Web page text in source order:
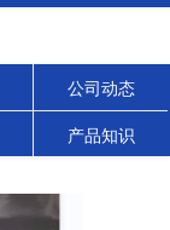
公司动态
产品知识